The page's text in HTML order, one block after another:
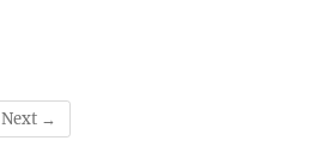
Next →